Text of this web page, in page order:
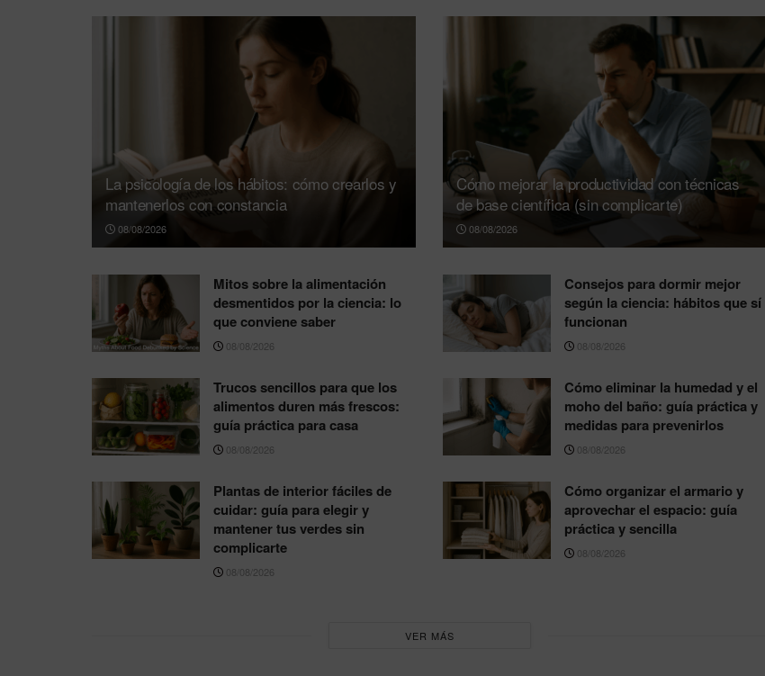
La psicología de los hábitos: cómo crearlos y
mantenerlos con constancia
08/08/2026
Cómo mejorar la productividad con técnicas
de base científica (sin complicarte)
08/08/2026
Mitos sobre la alimentación
desmentidos por la ciencia: lo
que conviene saber
08/08/2026
Consejos para dormir mejor
según la ciencia: hábitos que sí
funcionan
08/08/2026
Trucos sencillos para que los
alimentos duren más frescos:
guía práctica para casa
08/08/2026
Cómo eliminar la humedad y el
moho del baño: guía práctica y
medidas para prevenirlos
08/08/2026
Plantas de interior fáciles de
cuidar: guía para elegir y
mantener tus verdes sin
complicarte
08/08/2026
Cómo organizar el armario y
aprovechar el espacio: guía
práctica y sencilla
08/08/2026
VER MÁS